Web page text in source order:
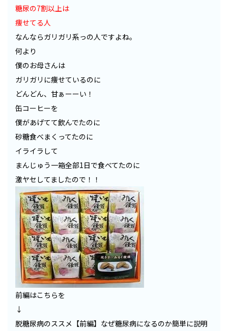
糖尿の7割以上は
痩せてる人
なんならガリガリ系っの人ですよね。
何より
僕のお母さんは
ガリガリに痩せているのに
どんどん、甘ぁーーい！
缶コーヒーを
僕があげてて飲んでたのに
砂糖食べまくってたのに
イライラして
まんじゅう一箱全部1日で食べてたのに
激ヤセしてましたので！！
前編はこちらを
↓
脱糖尿病のススメ【前編】なぜ糖尿病になるのか簡単に説明